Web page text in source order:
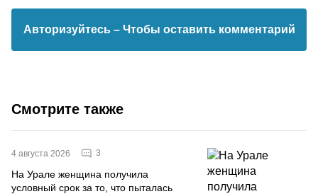
Авторизуйтесь – Чтобы оставить комментарий
Смотрите также
4 августа 2026 3
На Урале женщина получила
условный срок за то, что пыталась